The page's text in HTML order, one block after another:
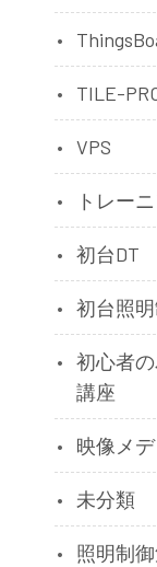
TILE-
VPS
トレー
初台DT
初台照
初心者
講座
映像メ
未分類
照明制